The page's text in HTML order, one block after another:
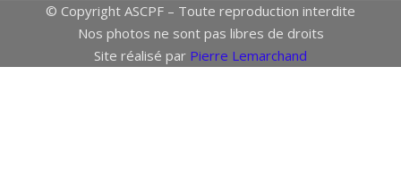
© Copyright ASCPF – Toute reproduction interdite
Nos photos ne sont pas libres de droits
Site réalisé par Pierre Lemarchand